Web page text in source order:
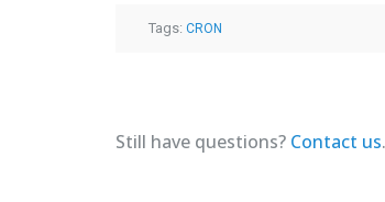
Tags: CRON
Still have questions? Contact us.